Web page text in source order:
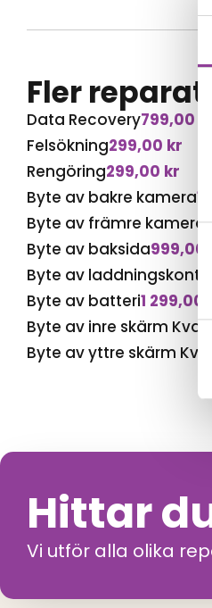
Fler
Data Recovery799,00
Felsökning299,00 kr
Rengöring299,00 kr
Byte av bakre kamera1
Byte av främre kamera
Byte av baksida999,00
Byte av
Byte av batteri1 299,00
Byte av inre skärm
Byte av yttre skärm
Hittar
Vi utför alla olika